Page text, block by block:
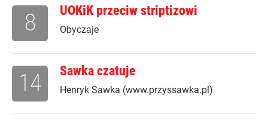
UOKiK przeciw striptizowi
Obyczaje
8
Sawka czatuje
Henryk Sawka (www.przyssawka.pl)
14